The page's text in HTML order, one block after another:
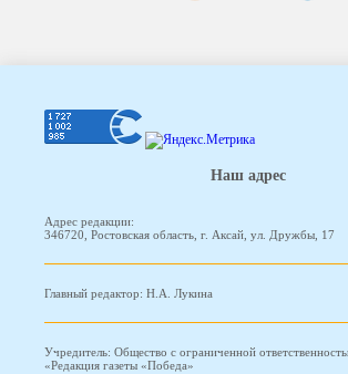
Наш адрес
Адрес редакции:
346720, Ростовская область, г. Аксай, ул. Дружбы, 17
Главный редактор: Н.А. Лукина
Учредитель: Общество с ограниченной
«Редакция газеты «Победа»